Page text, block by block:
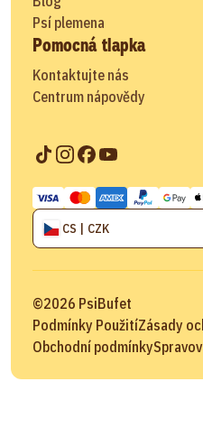
Psí plemena
Pomocná tlapka
Kontaktujte nás
Centrum nápovědy
CS | CZK
©2026 PsiBufet
Podmínky PoužitíZásady
Obchodní podmínky